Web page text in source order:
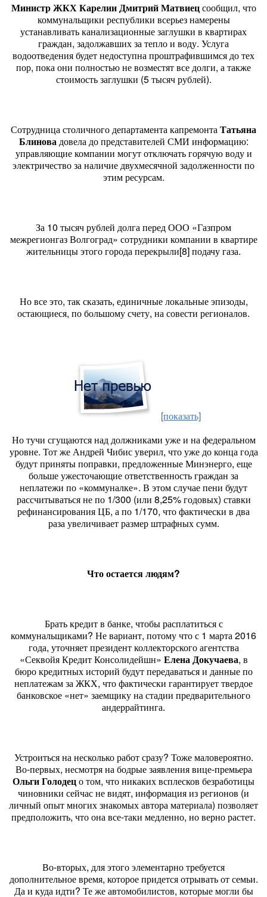
Министр ЖКХ Карелии Дмитрий Матвиецсообщил, что
коммунальщики республики всерьез намерены
устанавливать канализационные заглушки в квартирах
граждан, задолжавших за тепло и воду. Услуга
водоотведения будет недоступна проштрафившимся до тех
пор, пока они полностью не возместят все долги, а также
стоимость заглушки (5 тысяч рублей).
Сотрудница столичного департамента капремонтаТатьяна
Блиновадовела до представителей СМИ информацию:
управляющие компании могут отключать горячую воду и
электричество за наличие двухмесячной задолженности по
этим ресурсам.
За 10 тысяч рублей долга перед ООО «Газпром
межрегионгаз Волгоград» сотрудники компании в квартире
жительницы этого города перекрыли[8] подачу газа.
Но все это, так сказать, единичные локальные эпизоды,
остающиеся, по большому счету, на совести регионалов.
[показать]
Но тучи сгущаются над должниками уже и на федеральном
уровне. Тот же Андрей Чибис уверил, что уже до конца года
будут приняты поправки, предложенные Минэнерго, еще
больше ужесточающие ответственность граждан за
неплатежи по «коммуналке». В этом случае пени будут
рассчитываться не по 1/300 (или 8,25% годовых) ставки
рефинансирования ЦБ, а по 1/170, что фактически в два
раза увеличивает размер штрафных сумм.
Что остается людям?
Брать кредит в банке, чтобы расплатиться с
коммунальщиками? Не вариант, потому что с 1 марта 2016
года, уточняет президент коллекторского агентства
«Секвойя Кредит Консолидейшн» Елена Докучаева, в
бюро кредитных историй будут передаваться и данные по
неплатежам за ЖКХ, что фактически гарантирует твердое
банковское «нет» заемщику на стадии предварительного
андеррайтинга.
Устроиться на несколько работ сразу? Тоже маловероятно.
Во-первых, несмотря на бодрые заявления вице-премьера
Ольги Голодецо том, что никаких всплесков безработицы
чиновники сейчас не видят, информация из регионов (и
личный опыт многих знакомых автора материала) позволяет
предположить, что она все-таки медленно, но верно растет.
Во-вторых, для этого элементарно требуется
дополнительное время, которое придется отрывать от семьи.
Да и куда идти? Те же автомобилистов, которые могли бы